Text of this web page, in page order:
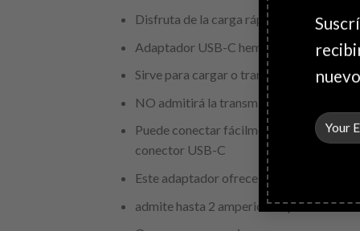
Disfruta de la carga rápida y segura
Adaptador USB-C hembra a USB-A
Sirve para cargar o transferir datos
NO admitirá la transmisión de señales de
Puede conectar fácilmente cualquier
conector USB-C
Este adaptador ofrece velocidades de
admite hasta 2 amperios de potencia de